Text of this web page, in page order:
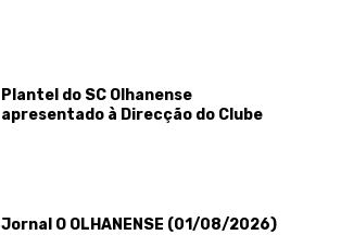
Plantel do SC Olhanense
apresentado à Direcção do Clube
Jornal O OLHANENSE (01/08/2026)